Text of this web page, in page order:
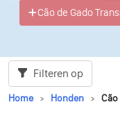
Cão de Gado
Filteren op
Home Honden